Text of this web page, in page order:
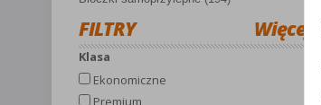
FILTRY Więcej
Klasa
Ekonomiczne